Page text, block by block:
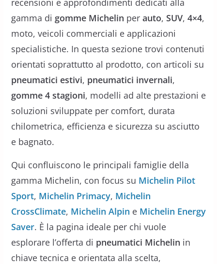
recensioni e approfondimenti dedicati alla
gamma di gomme Michelin per auto, SUV, 4×4,
moto, veicoli commerciali e applicazioni
specialistiche. In questa sezione trovi contenuti
orientati soprattutto al prodotto, con articoli su
pneumatici estivi, pneumatici invernali,
gomme 4 stagioni, modelli ad alte prestazioni e
soluzioni sviluppate per comfort, durata
chilometrica, efficienza e sicurezza su asciutto
e bagnato.
Qui confluiscono le principali famiglie della
gamma Michelin, con focus su Michelin Pilot
Sport, Michelin Primacy, Michelin
CrossClimate, Michelin Alpin e Michelin Energy
Saver. È la pagina ideale per chi vuole
esplorare l’offerta di pneumatici Michelin in
chiave tecnica e orientata alla scelta,